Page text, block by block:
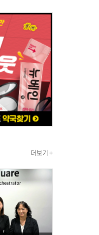
더보기 +